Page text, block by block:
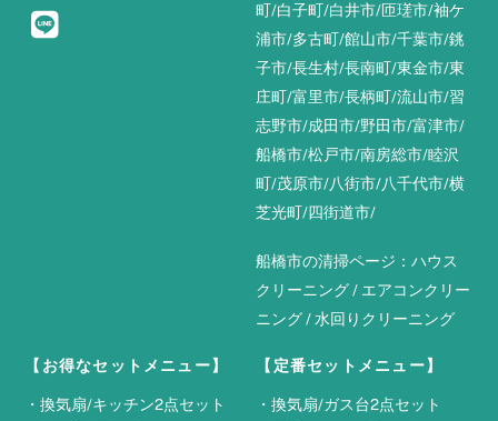
町/白子町/白井市/匝瑳市/袖ケ
浦市/多古町/館山市/千葉市/銚
子市/長生村/長南町/東金市/東
庄町/富里市/長柄町/流山市/習
志野市/成田市/野田市/富津市/
船橋市/松戸市/南房総市/睦沢
町/茂原市/八街市/八千代市/横
芝光町/四街道市/
船橋市の清掃ページ：ハウス
クリーニング/ エアコンクリー
ニング/水回りクリーニング
【お得なセットメニュー】
・換気扇/キッチン2点セット
【定番セットメニュー】
・換気扇/ガス台2点セット